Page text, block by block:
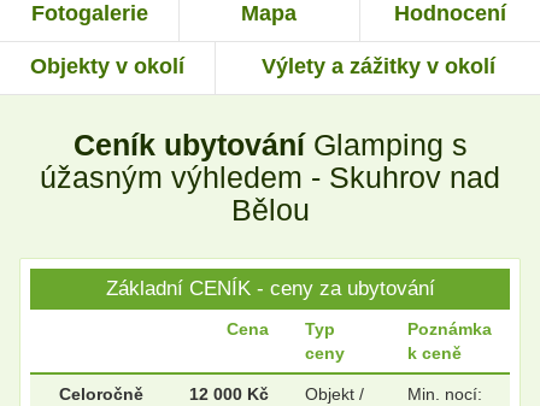
Fotogalerie Mapa Hodnocení
Objekty v okolí Výlety a zážitky v okolí
Ceník ubytování Glamping s
úžasným výhledem - Skuhrov nad
Bělou
Základní CENÍK - ceny za ubytování
Cena
Typ
ceny
Poznámka
k ceně
Celoročně 12 000 Kč
Objekt /
Min. nocí: